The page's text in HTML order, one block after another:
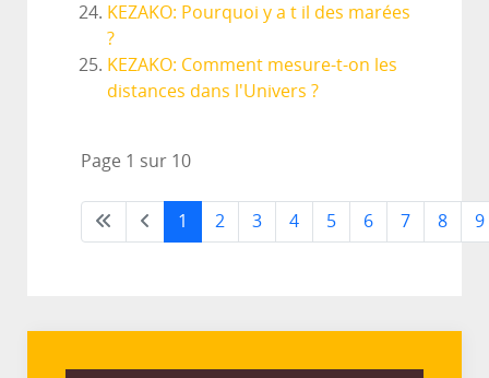
KEZAKO: Pourquoi y a t il des marées
?
KEZAKO: Comment mesure-t-on les
distances dans l'Univers ?
Page 1 sur 10
1 2 3 4 5 6 7 8 9